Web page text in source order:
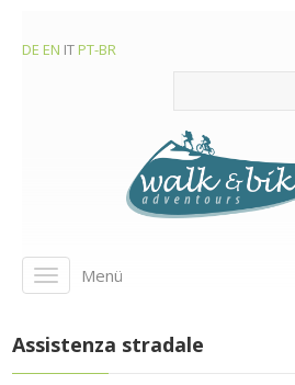
DE EN IT PT-BR
Toggle
navigation
Menü
Assistenza stradale